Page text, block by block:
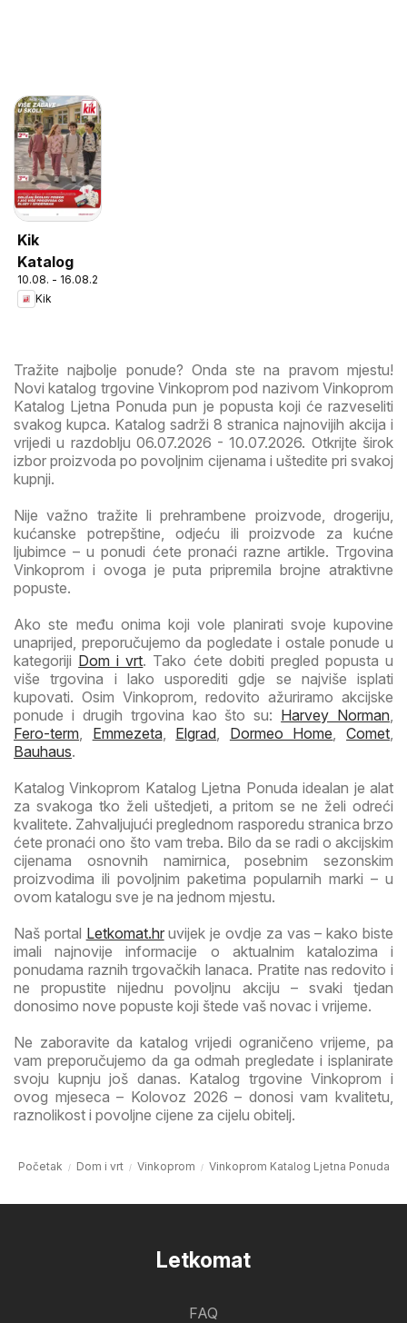
Kik
Katalog
10.08. - 16.08.2026
Kik
Tražite najbolje ponude? Onda ste na pravom mjestu!
Novi katalog trgovine Vinkoprom pod nazivom Vinkoprom
Katalog Ljetna Ponuda pun je popusta koji će razveseliti
svakog kupca. Katalog sadrži 8 stranica najnovijih akcija i
vrijedi u razdoblju 06.07.2026 - 10.07.2026. Otkrijte širok
izbor proizvoda po povoljnim cijenama i uštedite pri svakoj
kupnji.
Nije važno tražite li prehrambene proizvode, drogeriju,
kućanske potrepštine, odjeću ili proizvode za kućne
ljubimce – u ponudi ćete pronaći razne artikle. Trgovina
Vinkoprom i ovoga je puta pripremila brojne atraktivne
popuste.
Ako ste među onima koji vole planirati svoje kupovine
unaprijed, preporučujemo da pogledate i ostale ponude u
kategoriji Dom i vrt. Tako ćete dobiti pregled popusta u
više trgovina i lako usporediti gdje se najviše isplati
kupovati. Osim Vinkoprom, redovito ažuriramo akcijske
ponude i drugih trgovina kao što su: Harvey Norman
Fero-term
Emmezeta, Elgrad Dormeo Home ,Comet
Bauhaus.
Katalog Vinkoprom Katalog Ljetna Ponuda idealan je alat
za svakoga tko želi uštedjeti, a pritom se ne želi odreći
kvalitete. Zahvaljujući preglednom rasporedu stranica brzo
ćete pronaći ono što vam treba. Bilo da se radi o akcijskim
cijenama osnovnih namirnica, posebnim sezonskim
proizvodima ili povoljnim paketima popularnih marki – u
ovom katalogu sve je na jednom mjestu.
Naš portal Letkomat.hruvijek je ovdje za vas – kako biste
imali najnovije informacije o aktualnim katalozima i
ponudama raznih trgovačkih lanaca. Pratite nas redovito i
ne propustite nijednu povoljnu akciju – svaki tjedan
donosimo nove popuste koji štede vaš novac i vrijeme.
Ne zaboravite da katalog vrijedi ograničeno vrijeme, pa
vam preporučujemo da ga odmah pregledate i isplanirate
svoju kupnju još danas. Katalog trgovine Vinkoprom i
ovog mjeseca – Kolovoz 2026 – donosi vam kvalitetu,
raznolikost i povoljne cijene za cijelu obitelj.
Početak Dom i vrt Vinkoprom Vinkoprom Katalog Ljetna Ponuda
Letkomat
FAQ